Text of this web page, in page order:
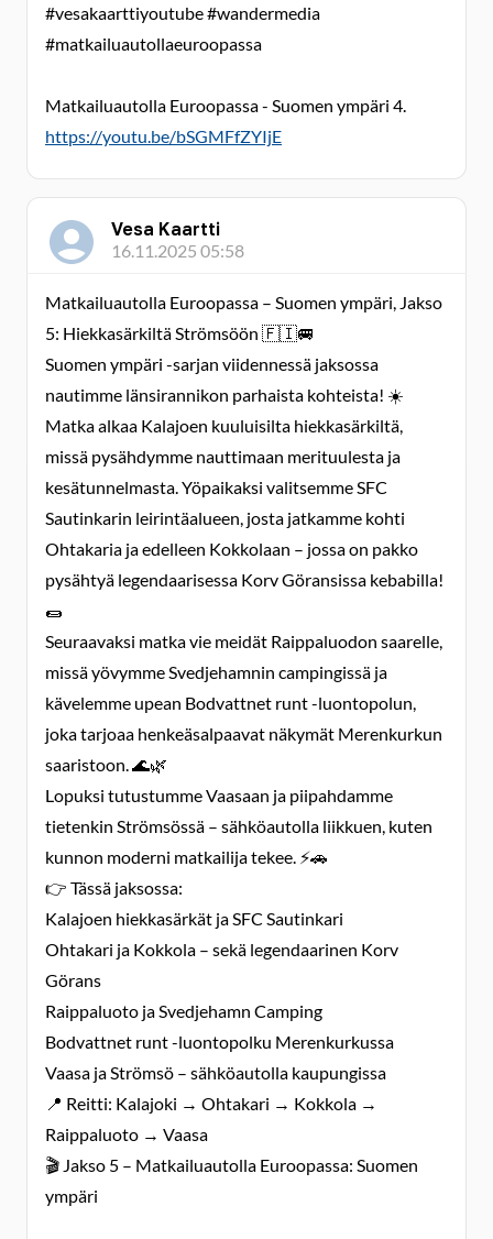
#vesakaarttiyoutube #wandermedia
#matkailuautollaeuroopassa
Matkailuautolla Euroopassa - Suomen ympäri 4.
https://youtu.be/bSGMFfZYIjE
Vesa Kaartti
16.11.2025 05:58
Matkailuautolla Euroopassa – Suomen ympäri, Jakso
5: Hiekkasärkiltä Strömsöön 🇫🇮🚐
Suomen ympäri -sarjan viidennessä jaksossa
nautimme länsirannikon parhaista kohteista! ☀️
Matka alkaa Kalajoen kuuluisilta hiekkasärkiltä,
missä pysähdymme nauttimaan merituulesta ja
kesätunnelmasta. Yöpaikaksi valitsemme SFC
Sautinkarin leirintäalueen, josta jatkamme kohti
Ohtakaria ja edelleen Kokkolaan – jossa on pakko
pysähtyä legendaarisessa Korv Göransissa kebabilla!
🌯
Seuraavaksi matka vie meidät Raippaluodon saarelle,
missä yövymme Svedjehamnin campingissä ja
kävelemme upean Bodvattnet runt -luontopolun,
joka tarjoaa henkeäsalpaavat näkymät Merenkurkun
saaristoon. 🌊🌿
Lopuksi tutustumme Vaasaan ja piipahdamme
tietenkin Strömsössä – sähköautolla liikkuen, kuten
kunnon moderni matkailija tekee. ⚡🚗
👉 Tässä jaksossa:
Kalajoen hiekkasärkät ja SFC Sautinkari
Ohtakari ja Kokkola – sekä legendaarinen Korv
Görans
Raippaluoto ja Svedjehamn Camping
Bodvattnet runt -luontopolku Merenkurkussa
Vaasa ja Strömsö – sähköautolla kaupungissa
📍 Reitti: Kalajoki → Ohtakari → Kokkola →
Raippaluoto → Vaasa
🎬 Jakso 5 – Matkailuautolla Euroopassa: Suomen
ympäri